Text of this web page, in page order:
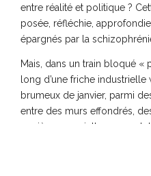
entre réalité et politique ?
posée, réfléchie,
épargnés par la
Mais, dans un train bloqué «
long d’une friche
brumeux de janvier, parmi
entre des murs effondrés,
verrières en miettes, on a